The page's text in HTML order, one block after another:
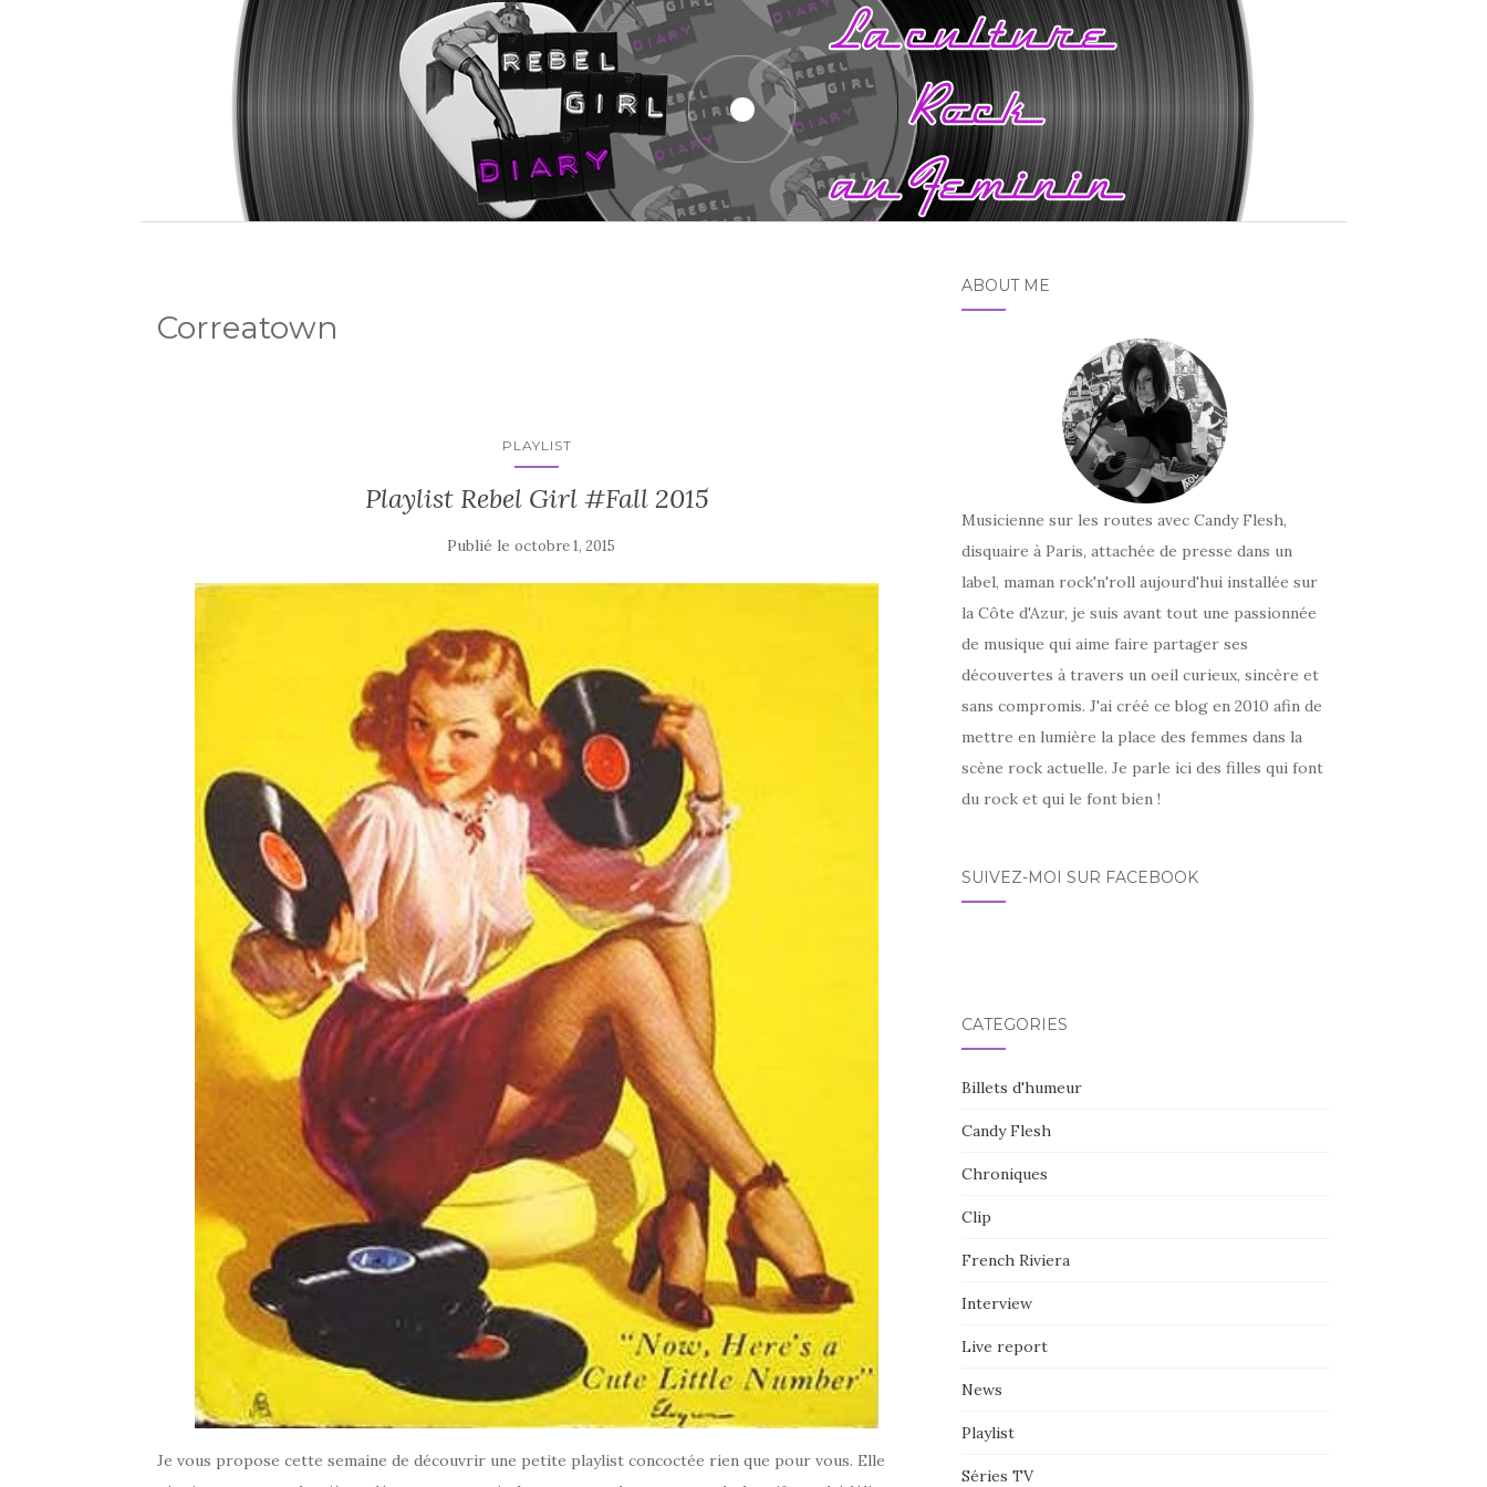
Correatown
PLAYLIST
Playlist Rebel Girl #Fall 2015
Publié leoctobre 1, 2015
Je vous propose cette semaine de découvrir une petite playlist concoctée rien que pour vous. Elle
ABOUT ME
Musicienne sur les routes avec Candy Flesh,
disquaire à Paris, attachée de presse dans un
label, maman rock'n'roll aujourd'hui installée sur
la Côte d'Azur, je suis avant tout une passionnée
de musique qui aime faire partager ses
découvertes à travers un oeil curieux, sincère et
sans compromis. J'ai créé ce blog en 2010 afin de
mettre en lumière la place des femmes dans la
scène rock actuelle. Je parle ici des filles qui font
du rock et qui le font bien !
SUIVEZ-MOI SUR FACEBOOK
CATÉGORIES
Billets d'humeur
Candy Flesh
Chroniques
Clip
French Riviera
Interview
Live report
News
Playlist
Séries TV